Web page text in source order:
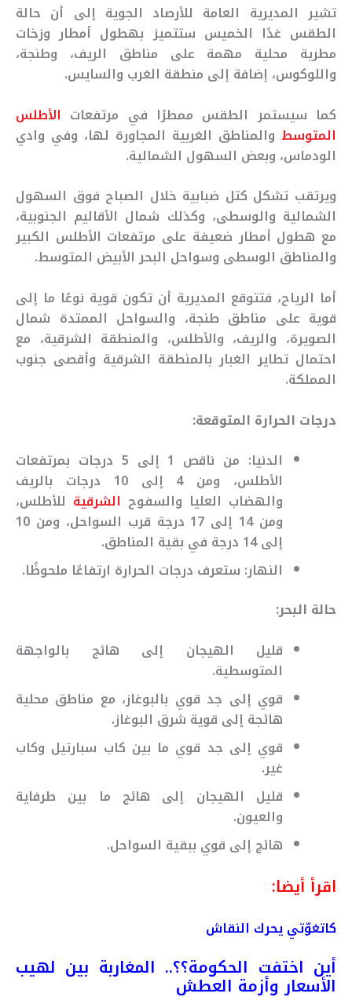
تشير المديرية العامة للأرصاد الجوية إلى أن حالة
الطقس غدًا الخميس ستتميز بهطول أمطار وزخات
مطرية محلية مهمة على مناطق الريف، وطنجة،
واللوكوس، إضافة إلى منطقة الغرب والسايس.
كما سيستمر الطقس ممطرًا في مرتفعات الأطلس
المتوسط والمناطق الغربية المجاورة لها، وفي وادي
الودماس، وبعض السهول الشمالية.
ويرتقب تشكل كتل ضبابية خلال الصباح فوق السهول
الشمالية والوسطى، وكذلك شمال الأقاليم الجنوبية،
مع هطول أمطار ضعيفة على مرتفعات الأطلس الكبير
والمناطق الوسطى وسواحل البحر الأبيض المتوسط.
أما الرياح، فتتوقع المديرية أن تكون قوية نوعًا ما إلى
قوية على مناطق طنجة، والسواحل الممتدة شمال
الصويرة، والريف، والأطلس، والمنطقة الشرقية، مع
احتمال تطاير الغبار بالمنطقة الشرقية وأقصى جنوب
المملكة.
درجات الحرارة المتوقعة:
الدنيا: من ناقص 1 إلى 5 درجات بمرتفعات
الأطلس، ومن 4 إلى 10 درجات بالريف
والهضاب العليا والسفوح الشرقية للأطلس،
ومن 14 إلى 17 درجة قرب السواحل، ومن 10
إلى 14 درجة في بقية المناطق.
النهار: ستعرف درجات الحرارة ارتفاعًا ملحوظًا.
حالة البحر:
قليل الهيجان إلى هائج بالواجهة
المتوسطية.
قوي إلى جد قوي بالبوغاز، مع مناطق محلية
هائجة إلى قوية شرق البوغاز.
قوي إلى جد قوي ما بين كاب سبارتيل وكاب
غير.
قليل الهيجان إلى هائج ما بين طرفاية
والعيون.
هائج إلى قوي ببقية السواحل.
اقرأ أيضا:
كاتغوّتي يحرك النقاش
أين اختفت الحكومة؟؟.. المغاربة بين لهيب
الأسعار وأزمة العطش